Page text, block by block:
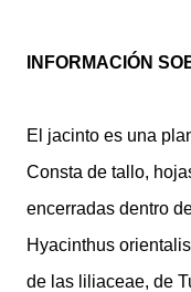
INFORMACIÓN
El jacinto es una
Consta de tallo,
encerradas dentro
Hyacinthus
de las liliaceae, de